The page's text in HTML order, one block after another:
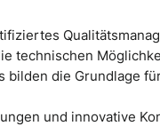
technischen
bilden die Grundlage
und innovative